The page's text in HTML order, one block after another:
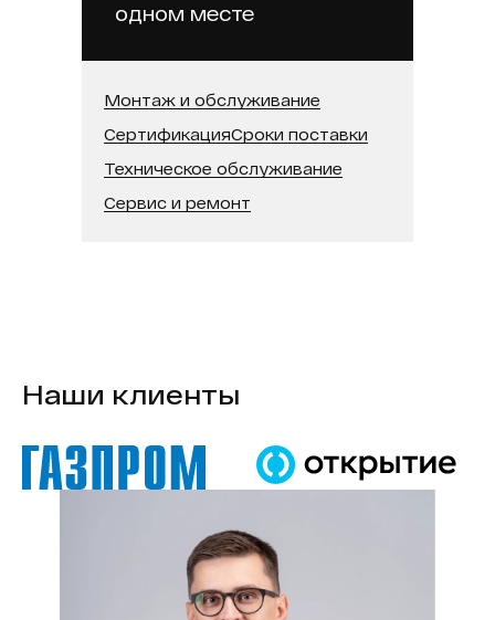
Встроенная память (SSD):
Оперативная память:
Диагональ:
одном месте
Монтаж и обслуживание
СертификацияСроки поставки
Техническое обслуживание
Сервис и ремонт
Наши клиенты